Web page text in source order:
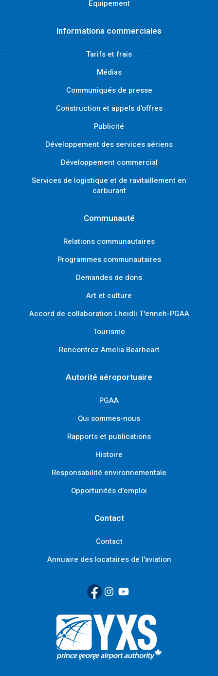
Équipement
Informations commerciales
Tarifs et frais
Médias
Communiqués de presse
Construction et appels d'offres
Publicité
Développement des services aériens
Développement commercial
Services de logistique et de ravitaillement en
carburant
Communauté
Relations communautaires
Programmes communautaires
Demandes de dons
Art et culture
Accord de collaboration Lheidli T'enneh-PGAA
Tourisme
Rencontrez Amelia Bearheart
Autorité aéroportuaire
PGAA
Qui sommes-nous
Rapports et publications
Histoire
Responsabilité environnementale
Opportunités d'emploi
Contact
Contact
Annuaire des locataires de l'aviation
Facebook
(Link opens in new window)
Instagram
(Link opens in new window)
YouTube
(Link opens in new window)
Retour à la page d'accueil>